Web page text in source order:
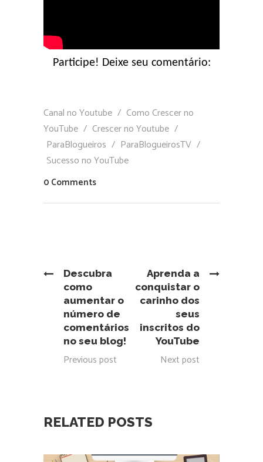
Participe! Deixe seu comentário:
Canal no Youtube / Como Crescer no
YouTube / Crescer no Youtube /
ParaBlogueiros / ParaBlogueirosTV /
Sucesso no YouTube
0 Comments
Descubra
como
aumentar o
número de
comentários
no seu blog!
Previous post
Aprenda a
conquistar o
carinho dos
seus
inscritos do
YouTube
Next post
RELATED POSTS